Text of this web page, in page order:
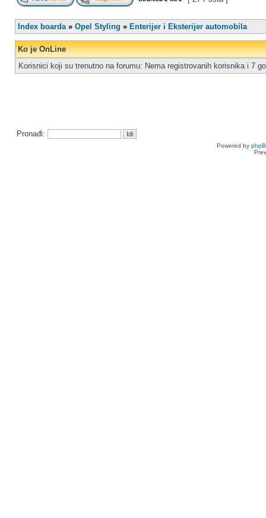
Index boarda» Opel Styling » Enterijer i Eksterijer automobila
Ko je OnLine
Korisnici koji su trenutno na forumu: Nema registrovanih korisnika i 7
Pronađi:
Powered by